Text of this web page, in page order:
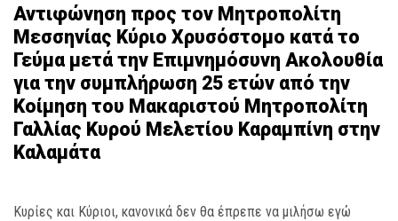
Αντιφώνηση προς τον Μητροπολίτη
Μεσσηνίας Κύριο Χρυσόστομο κατά το
Γεύμα μετά την Επιμνημόσυνη Ακολουθία
για την συμπλήρωση 25 ετών από την
Κοίμηση του Μακαριστού Μητροπολίτη
Γαλλίας Κυρού Μελετίου Καραμπίνη στην
Καλαμάτα
Κυρίες και Κύριοι, κανονικά δεν θα έπρεπε να μιλήσω εγώ